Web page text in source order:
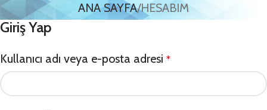
ANA SAYFA HESABIM
Giriş Yap
Kullanıcı adı veya e-posta adresi *